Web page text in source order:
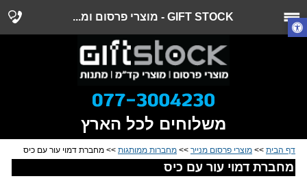
GIFT STOCK - מוצרי פרסום ומ...
משלוחים לכל הארץ
דף הבית >> מוצרי פרסום מנייר >> מחברות ממותגות >> מחברת דמוי עור עם כיס
מחברת דמוי עור עם כיס